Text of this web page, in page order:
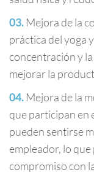
Mejora de la
práctica del yoga
concentración y
mejorar la
Mejora de la
que participan en
pueden sentirse
empleador, lo
compromiso con